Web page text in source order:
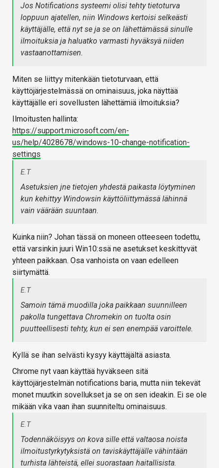
Jos Notifications systeemi olisi tehty tietoturva
loppuun ajatellen, niin Windows kertoisi selkeästi
käyttäjälle, että nyt se ja se on lähettämässä sinulle
ilmoituksia ja haluatko varmasti hyväksyä niiden
vastaanottamisen.
Miten se liittyy mitenkään tietoturvaan, että
käyttöjärjestelmässä on ominaisuus, joka näyttää
käyttäjälle eri sovellusten lähettämiä ilmoituksia?
Ilmoitusten hallinta:
https://support.microsoft.com/en-
us/help/4028678/windows-10-change-notification-
settings
E.T
Asetuksien jne tietojen yhdestä paikasta löytyminen
kun kehittyy Windowsin käyttöliittymässä lähinnä
vain väärään suuntaan.
Kuinka niin? Johan tässä on moneen otteeseen todettu,
että varsinkin juuri Win10:ssä ne asetukset keskittyvät
yhteen paikkaan. Osa vanhoista on vaan edelleen
siirtymättä.
E.T
Samoin tämä muodilla joka paikkaan suunnilleen
pakolla tungettava Chromekin on tuolta osin
puutteellisesti tehty, kun ei sen enempää varoittele.
Kyllä se ihan selvästi kysyy käyttäjältä asiasta.
Chrome nyt vaan käyttää hyväkseen sitä
käyttöjärjestelmän notifications baria, mutta niin tekevät
monet muutkin sovellukset ja se on sen ideakin. Ei se ole
mikään vika vaan ihan suunniteltu ominaisuus.
E.T
Todennäköisyys on kova sille että valtaosa noista
ilmoitustyrkytyksistä on taviskäyttäjälle vähintään
turhista lähteistä, ellei suorastaan haitallisista.